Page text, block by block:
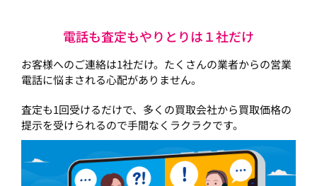
電話も査定もやりとりは１社だけ
お客様へのご連絡は1社だけ。たくさんの業者からの営業
電話に悩まされる心配がありません。
査定も1回受けるだけで、多くの買取会社から買取価格の
提示を受けられるので手間なくラクラクです。